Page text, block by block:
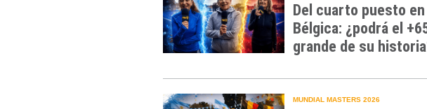
Del cuarto puesto en
Bélgica: ¿podrá el
grande de su
MUNDIAL MASTERS 2026